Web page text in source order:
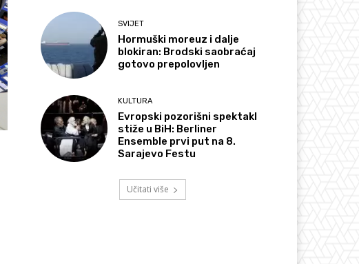
SVIJET
Hormuški moreuz i dalje
blokiran: Brodski saobraćaj
gotovo prepolovljen
KULTURA
Evropski pozorišni spektakl
stiže u BiH: Berliner
Ensemble prvi put na 8.
Sarajevo Festu
Učitati više